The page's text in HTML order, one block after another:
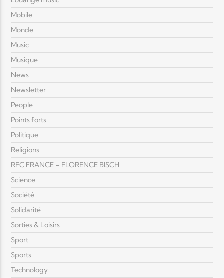
Mobile
Monde
Music
Musique
News
Newsletter
People
Points forts
Politique
Religions
RFC FRANCE – FLORENCE BISCH
Science
Société
Solidarité
Sorties & Loisirs
Sport
Sports
Technology